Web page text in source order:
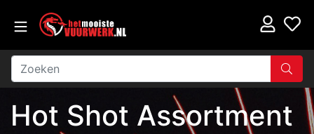
Hot Shot Assortment